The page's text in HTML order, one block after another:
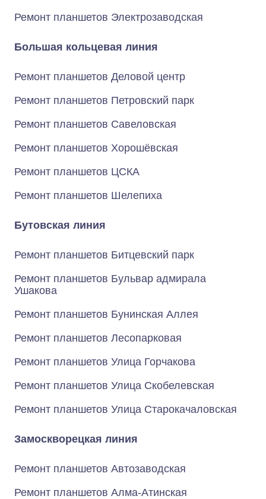
Ремонт планшетов Электрозаводская
Большая кольцевая линия
Ремонт планшетов Деловой центр
Ремонт планшетов Петровский парк
Ремонт планшетов Савеловская
Ремонт планшетов Хорошёвская
Ремонт планшетов ЦСКА
Ремонт планшетов Шелепиха
Бутовская линия
Ремонт планшетов Битцевский парк
Ремонт планшетов Бульвар адмирала
Ушакова
Ремонт планшетов Бунинская Аллея
Ремонт планшетов Лесопарковая
Ремонт планшетов Улица Горчакова
Ремонт планшетов Улица Скобелевская
Ремонт планшетов Улица Старокачаловская
Замоскворецкая линия
Ремонт планшетов Автозаводская
Ремонт планшетов Алма-Атинская